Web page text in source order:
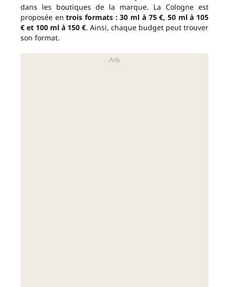
dans les boutiques de la marque. La Cologne est
proposée entrois formats : 30 ml à 75 €, 50 ml à 105
€ et 100 ml à 150 €. Ainsi, chaque budget peut trouver
son format.